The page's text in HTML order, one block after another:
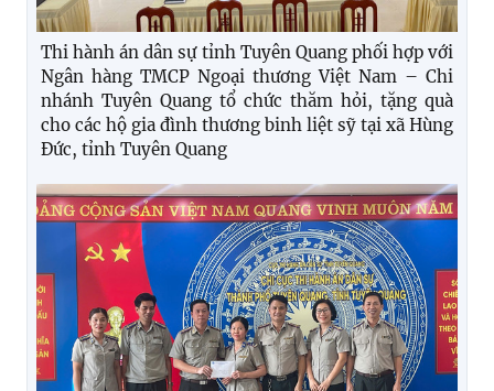
Thi hành án dân sự tỉnh Tuyên Quang phối hợp với
Ngân hàng TMCP Ngoại thương Việt Nam – Chi
nhánh Tuyên Quang tổ chức thăm hỏi, tặng quà
cho các hộ gia đình thương binh liệt sỹ tại xã Hùng
Đức, tỉnh Tuyên Quang